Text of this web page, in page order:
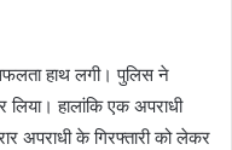
सफलता हाथ लगी। पुलिस ने
लिया। हालांकि एक अपराधी
अपराधी के गिरफ्तारी को लेकर